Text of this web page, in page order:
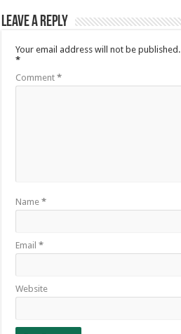
Leave a Reply
Your email address will not be published.
*
Comment*
Name*
Email*
Website